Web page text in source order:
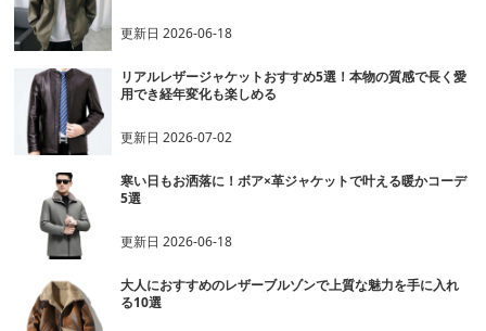
更新日2026-06-18
リアルレザージャケットおすすめ5選！本物の質感で長く愛
用でき経年変化も楽しめる
更新日2026-07-02
寒い日もお洒落に！ボア×革ジャケットで叶える暖かコーデ
5選
更新日2026-06-18
大人におすすめのレザーブルゾンで上質な魅力を手に入れ
る10選